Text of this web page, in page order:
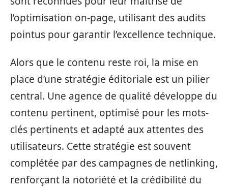
l’optimisation on-page, utilisant des audits
pointus pour garantir l’excellence technique.
Alors que le contenu reste roi, la mise en
place d’une stratégie éditoriale est un pilier
central. Une agence de qualité développe du
contenu pertinent, optimisé pour les mots-
clés pertinents et adapté aux attentes des
utilisateurs. Cette stratégie est souvent
complétée par des campagnes de netlinking,
renforçant la notoriété et la crédibilité du